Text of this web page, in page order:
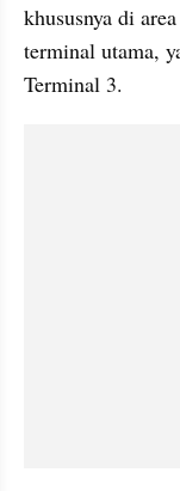
khususnya di
terminal utama,
Terminal 3.